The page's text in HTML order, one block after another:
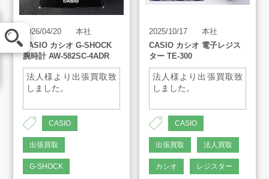
LINE査定
買取アイテム
2026/04/20
本社
CASIO カシオ G-SHOCK
腕時計 AW-582SC-4ADR
法人様より出張買取致
しました。
CASIO
出張買取
G-SHOCK
2025/10/17
本社
CASIO カシオ 電子レジス
ター TE-300
法人様より出張買取致
しました。
CASIO
出張買取 法人買取
カシオ レジスター